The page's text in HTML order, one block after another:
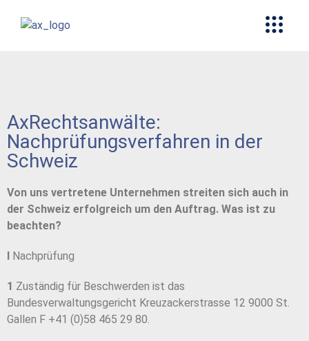
AxRechtsanwälte:
Nachprüfungsverfahren in der
Schweiz
Von uns vertretene Unternehmen streiten sich auch in
der Schweiz erfolgreich um den Auftrag. Was ist zu
beachten?
Nachprüfung
1 Zuständig für Beschwerden ist das
Bundesverwaltungsgericht Kreuzackerstrasse 12 9000 St.
Gallen F +41 (0)58 465 29 80.